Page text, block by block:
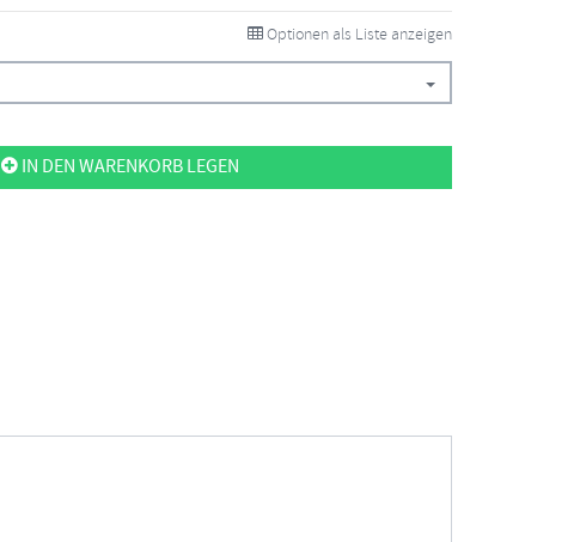
Optionen als Liste anzeigen
IN DEN WARENKORB LEGEN